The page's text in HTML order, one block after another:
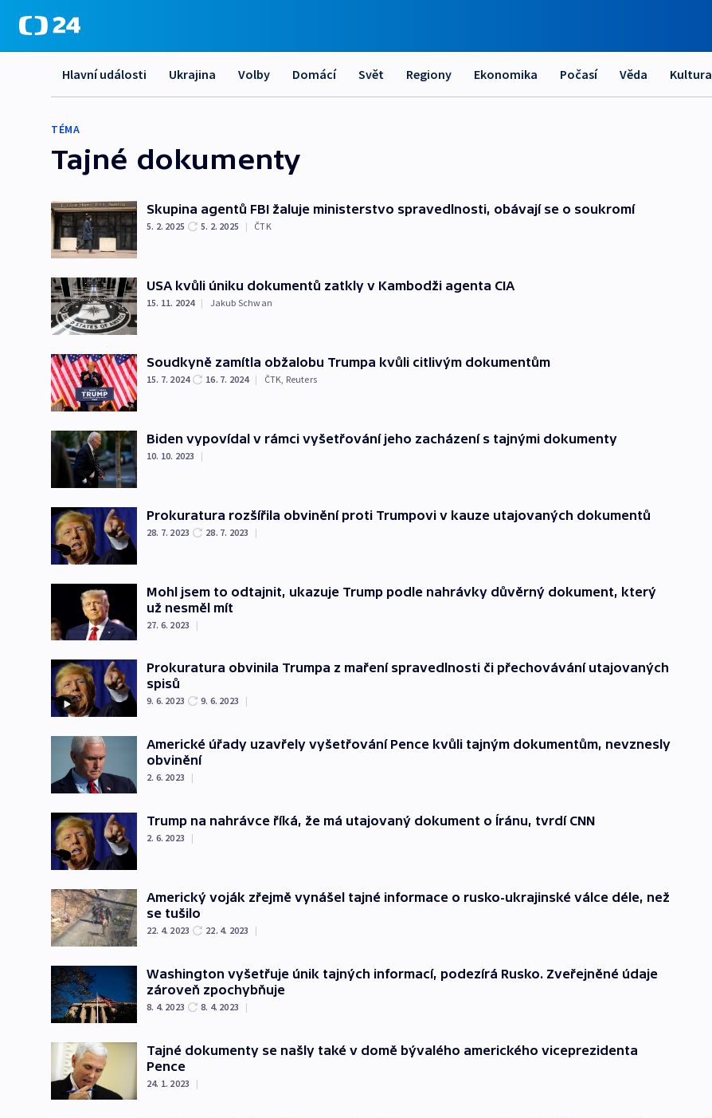
Hlavní události Ukrajina Volby Domácí Svět Regiony Ekonomika Počasí Věda Kultura
TÉMA
Tajné dokumenty
Skupina agentů FBI žaluje ministerstvo spravedlnosti, obávají se o soukromí
5. 2. 2025 5. 2. 2025 | ČTK
USA kvůli úniku dokumentů zatkly v Kambodži agenta CIA
15. 11. 2024 | Jakub Schwan
Soudkyně zamítla obžalobu Trumpa kvůli citlivým dokumentům
15. 7. 2024 16. 7. 2024 | ČTK Reuters
Biden vypovídal v rámci vyšetřování jeho zacházení s tajnými dokumenty
10. 10. 2023 |
Prokuratura rozšířila obvinění proti Trumpovi v kauze utajovaných dokumentů
28. 7. 2023 28. 7. 2023 |
Mohl jsem to odtajnit, ukazuje Trump podle nahrávky důvěrný dokument, který
už nesměl mít
27. 6. 2023 |
Prokuratura obvinila Trumpa z maření spravedlnosti či přechovávání utajovaných
spisů
9. 6. 2023 9. 6. 2023 |
Americké úřady uzavřely vyšetřování Pence kvůli tajným dokumentům, nevznesly
obvinění
2. 6. 2023 |
Trump na nahrávce říká, že má utajovaný dokument o Íránu, tvrdí CNN
2. 6. 2023 |
Americký voják zřejmě vynášel tajné informace o rusko-ukrajinské válce déle, než
se tušilo
22. 4. 2023 22. 4. 2023 |
Washington vyšetřuje únik tajných informací, podezírá Rusko. Zveřejněné údaje
zároveň zpochybňuje
8. 4. 2023 8. 4. 2023 |
Tajné dokumenty se našly také v domě bývalého amerického viceprezidenta
Pence
24. 1. 2023 |